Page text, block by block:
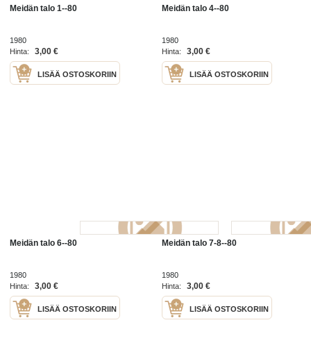
Meidän talo 1--80
1980
Hinta:
3,00 €
LISÄÄ OSTOSKORIIN
Meidän talo 4--80
1980
Hinta:
3,00 €
LISÄÄ OSTOSKORIIN
Meidän talo 6--80
1980
Hinta:
3,00 €
LISÄÄ OSTOSKORIIN
Meidän talo 7-8--80
1980
Hinta:
3,00 €
LISÄÄ OSTOSKORIIN